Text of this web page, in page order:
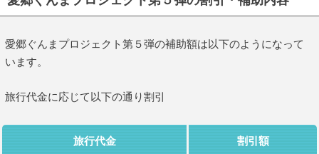
愛郷ぐんまプロジェクト第５弾の補助額は以下のようになって
います。
旅行代金に応じて以下の通り割引
旅行代金 割引額